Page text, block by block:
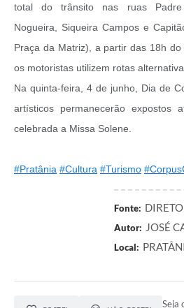
total do trânsito nas ruas
Nogueira, Siqueira Campos e
Praça da Matriz), a partir das 18h
os motoristas utilizem rotas
Na quinta-feira, 4 de junho, Dia de
artísticos permanecerão expostos
celebrada a Missa Solene.
#Pratânia #Cultura #Turismo
Fonte:
Autor: JOSÉ
Local:
Seja